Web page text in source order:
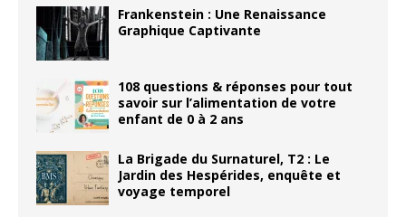
Frankenstein : Une Renaissance
Graphique Captivante
108 questions & réponses pour tout
savoir sur l’alimentation de votre
enfant de 0 à 2 ans
La Brigade du Surnaturel, T2 : Le
Jardin des Hespérides, enquête et
voyage temporel